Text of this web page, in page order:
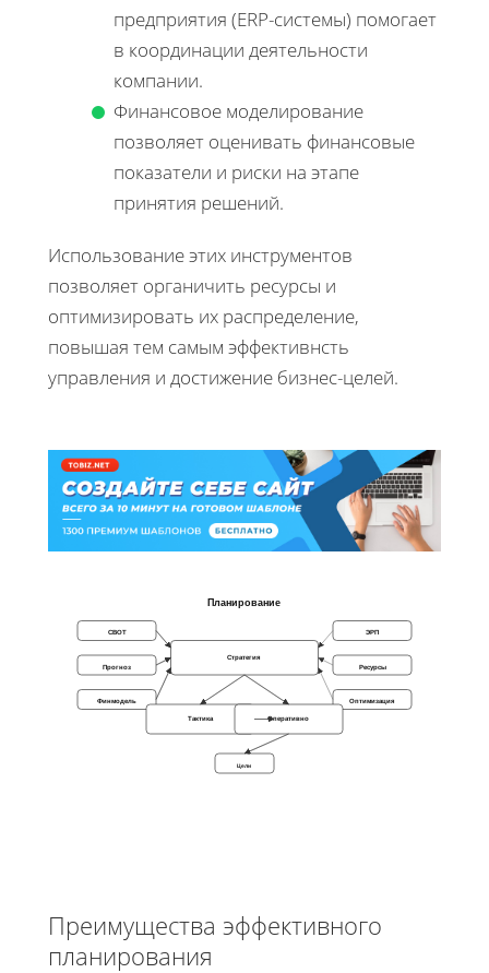
предприятия (ERP-системы) помогает
в координации деятельности
компании.
Финансовое моделирование
позволяет оценивать финансовые
показатели и риски на этапе
принятия решений.
Использование этих инструментов
позволяет органичить ресурсы и
оптимизировать их распределение,
повышая тем самым эффективнсть
управления и достижение бизнес-целей.
Планирование
СВОТ
Прогноз
Финмодель
ЭРП
Ресурсы
Оптимизация
Стратегия
Тактика Оперативно
Цели
Преимущества эффективного
планирования